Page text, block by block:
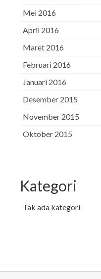
Mei 2016
April 2016
Maret 2016
Februari 2016
Januari 2016
Desember 2015
November 2015
Oktober 2015
Kategori
Tak ada kategori